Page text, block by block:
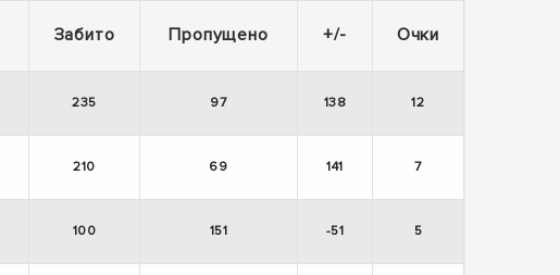
Забито Пропущено +/- Очки
235 97 138 12
210 69 141 7
100 151 -51 5